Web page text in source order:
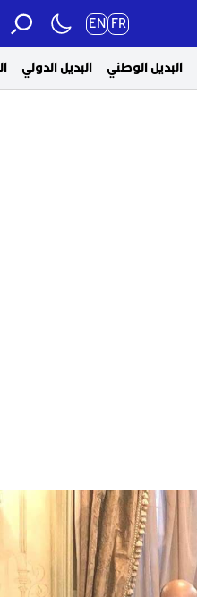
FR
EN
البديل الوطني البديل الدولي